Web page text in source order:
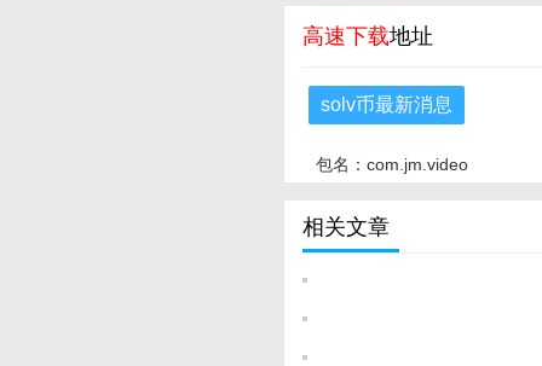
高速下载地址
solv币最新消息
包名：com.jm.video
相关文章